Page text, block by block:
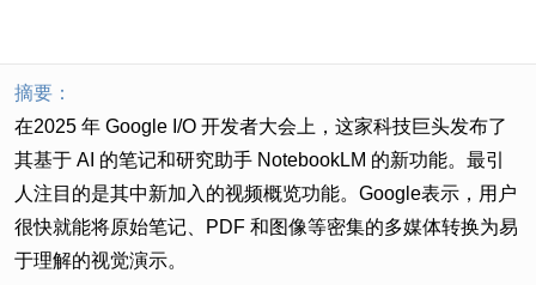
摘要：
在2025 年 Google I/O 开发者大会 上，这家科技巨头发布了
其基于 AI 的笔记和研究助手 NotebookLM 的新功能。最引
人注目的是其中新加入的视频概览功能。Google表示，用户
很快就能将原始笔记、PDF 和图像等密集的多媒体转换为易
于理解的视觉演示。